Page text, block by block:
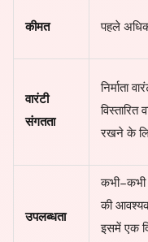
कीमत पहले
वारंटी
संगतता
निर्माता
विस्तारित
रखने के
उपलब्धता
कभी-
की
इसमें एक